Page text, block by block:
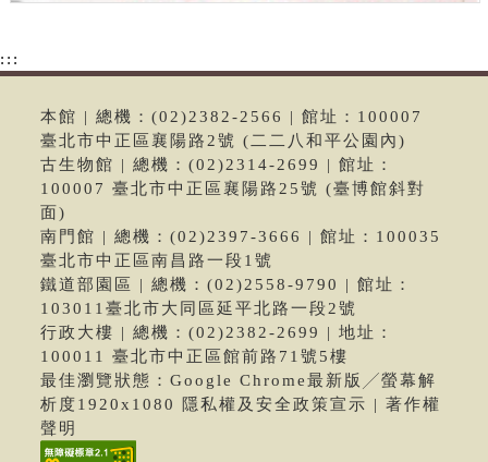
:::
本館 | 總機：(02)2382-2566 | 館址：100007
臺北市中正區襄陽路2號 (二二八和平公園內)
古生物館 | 總機：(02)2314-2699 | 館址：
100007 臺北市中正區襄陽路25號 (臺博館斜對
面)
南門館 | 總機：(02)2397-3666 | 館址：100035
臺北市中正區南昌路一段1號
鐵道部園區 | 總機：(02)2558-9790 | 館址：
103011臺北市大同區延平北路一段2號
行政大樓 | 總機：(02)2382-2699 | 地址：
100011 臺北市中正區館前路71號5樓
最佳瀏覽狀態：Google Chrome最新版╱螢幕解
析度1920x1080 隱私權及安全政策宣示 | 著作權
聲明